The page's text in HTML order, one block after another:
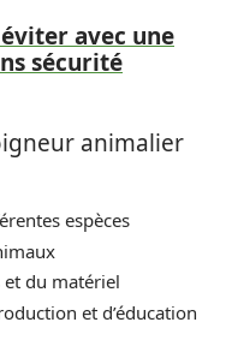
avec une
sécurité
animalier
espèces
et du matériel
et d’éducation